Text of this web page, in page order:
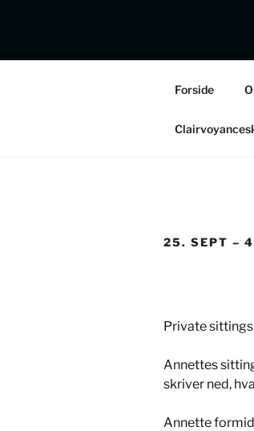
Forside
25. SEPT –
Private
Annettes
skriver ned,
Annette